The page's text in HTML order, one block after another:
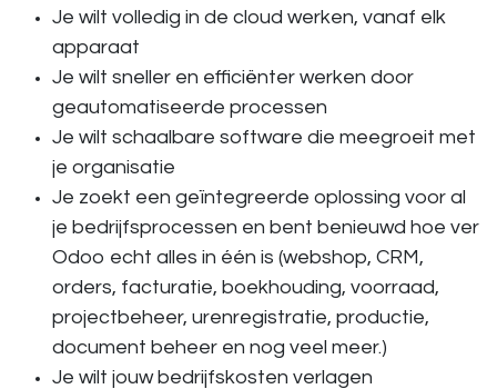
Je wilt volledig in de cloud werken, vanaf elk
apparaat
Je wilt sneller en efficiënter werken door
geautomatiseerde processen
Je wilt schaalbare software die meegroeit met
je organisatie
Je zoekt een geïntegreerde oplossing voor al
je bedrijfsprocessen en bent benieuwd hoe ver
Odoo echt alles in één is (webshop, CRM,
orders, facturatie, boekhouding, voorraad,
projectbeheer, urenregistratie, productie,
document beheer en nog veel meer.)
Je wilt jouw bedrijfskosten verlagen